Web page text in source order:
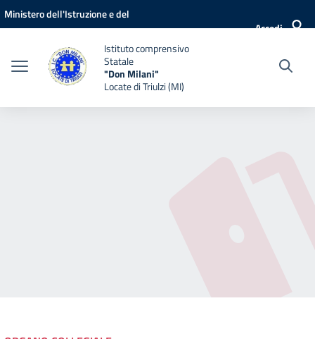
Vai ai contenuti
Vai al menu di navigazione
Vai al footer
Ministero dell'Istruzione e del
Accedi
Istituto comprensivo
Statale
"Don Milani"
Locate di Triulzi (MI)